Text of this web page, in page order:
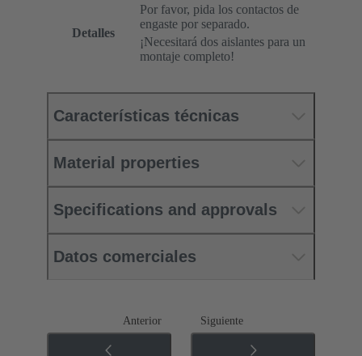
Detalles
Por favor, pida los contactos de
engaste por separado.
¡Necesitará dos aislantes para un
montaje completo!
Características técnicas
Material properties
Specifications and approvals
Datos comerciales
Anterior Siguiente